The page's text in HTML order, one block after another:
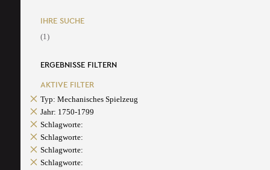
IHRE SUCHE
(1)
ERGEBNISSE FILTERN
AKTIVE FILTER
Typ: Mechanisches Spielzeug
Jahr: 1750-1799
Schlagworte:
Schlagworte:
Schlagworte:
Schlagworte: